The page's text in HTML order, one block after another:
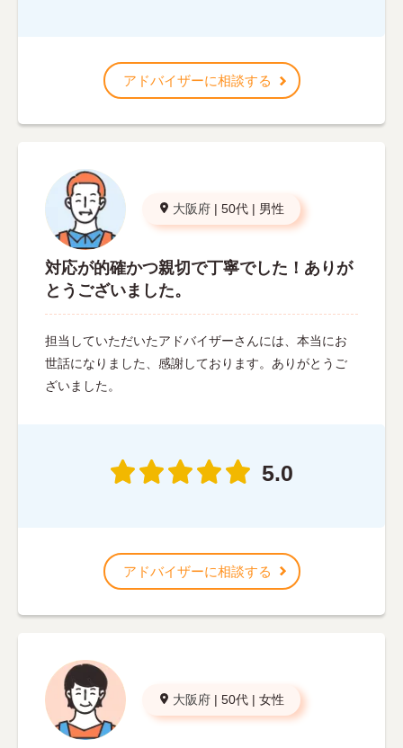
アドバイザーに相談する
大阪府 | 50代 | 男性
対応が的確かつ親切で丁寧でした！ありが
とうございました。
担当していただいたアドバイザーさんには、本当にお
世話になりました、感謝しております。ありがとうご
ざいました。
5.0
アドバイザーに相談する
大阪府 | 50代 | 女性